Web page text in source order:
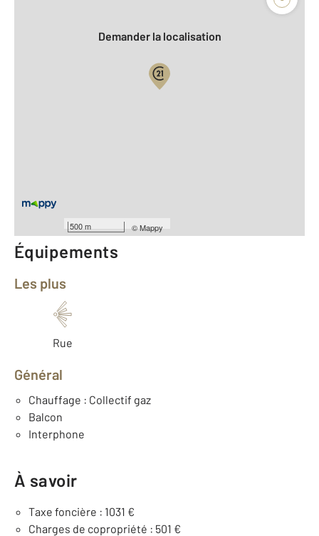
500 m ©Mappy
Demander la localisation
Année construction : 1981
Équipements
Les plus
Rue
Général
Chauffage : Collectif gaz
Balcon
Interphone
À savoir
Taxe foncière : 1031 €
Charges de copropriété : 501 €